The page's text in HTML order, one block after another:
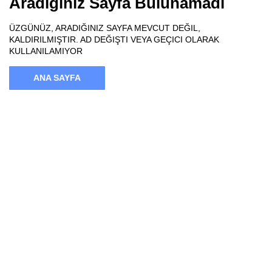
ÜZGÜNÜZ, ARADIĞINIZ SAYFA MEVCUT DEĞIL,
KALDIRILMIŞTIR. AD DEĞIŞTI VEYA GEÇICI OLARAK
KULLANILAMIYOR
ANA SAYFA